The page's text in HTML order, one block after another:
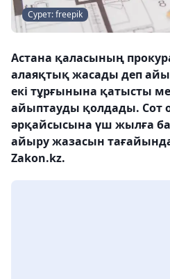
Сурет: freepik
Астана қаласының
алаяқтық жасады деп
екі тұрғынына қатысты
айыптауды қолдады. Сот
әрқайсысына үш жылға
айыру жазасын
Zakon.kz.